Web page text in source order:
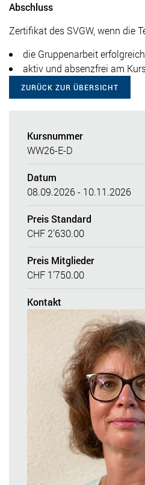
Abschluss
Zertifikat des SVGW, wenn die
die Gruppenarbeit
aktiv und absenzfrei am
ZURÜCK ZUR ÜBERSICHT
Kursnummer
WW26-E-D
Datum
08.09.2026 - 10.11.2026
Preis Standard
CHF 2’630.00
Preis Mitglieder
CHF 1’750.00
Kontakt